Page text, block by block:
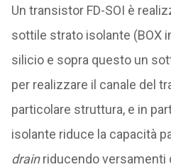
Un transistor FD-SOI è
sottile strato isolante (BOX
silicio e sopra questo un
per realizzare il canale del
particolare struttura, e in
isolante riduce la capacità
drainriducendo versamenti